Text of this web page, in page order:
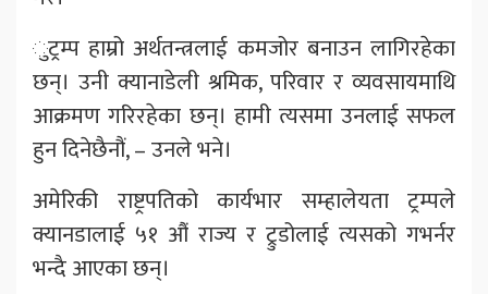
ुट्रम्प हाम्रो अर्थतन्त्रलाई कमजोर बनाउन लागिरहेका
छन्। उनी क्यानाडेली श्रमिक, परिवार र व्यवसायमाथि
आक्रमण गरिरहेका छन्। हामी त्यसमा उनलाई सफल
हुन दिनेछैनौं, – उनले भने।
अमेरिकी राष्ट्रपतिको कार्यभार सम्हालेयता ट्रम्पले
क्यानडालाई ५१ औं राज्य र ट्रुडोलाई त्यसको गभर्नर
भन्दै आएका छन्।